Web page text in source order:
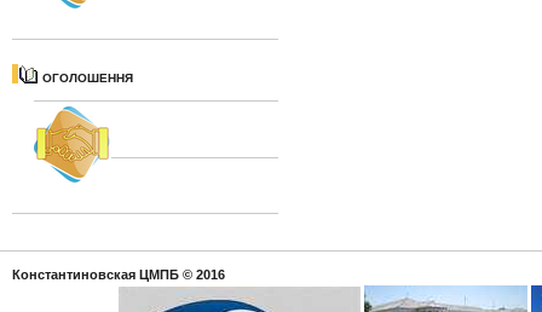
ОГОЛОШЕННЯ
Константиновская ЦМПБ © 2016